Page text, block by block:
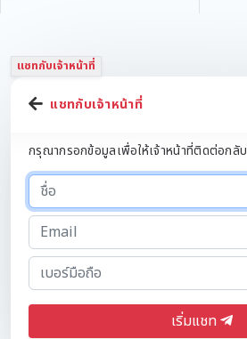
แชทกับเจ้าหน้าที่
แชทกับเจ้าหน้าที่
กรุณากรอกข้อมูลเพื่อให้เจ้าหน้าที่ติดต่อกลับ
เริ่มแชท